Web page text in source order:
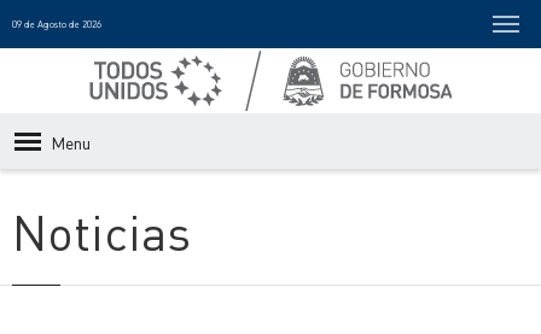
09 de Agosto de 2026
Menu
Noticias